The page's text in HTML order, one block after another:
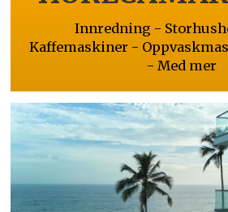
Innredning -
Kaffemaskiner -
- Med mer